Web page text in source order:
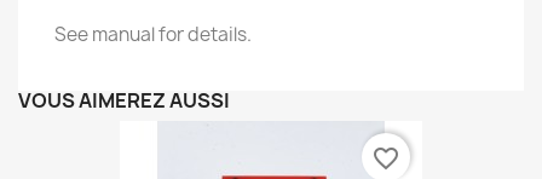
See manual for details.
VOUS AIMEREZ AUSSI
favorite_border